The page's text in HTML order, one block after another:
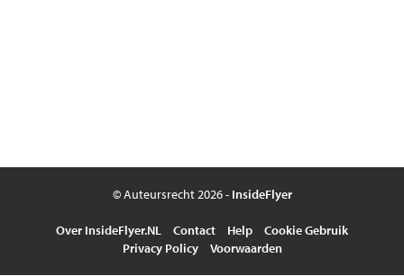
© Auteursrecht 2026 - InsideFlyer
Over InsideFlyer.NL Contact Help
Cookie Gebruik
Privacy Policy
Voorwaarden